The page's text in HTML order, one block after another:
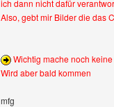
ich dann nicht dafür
Also, gebt mir Bilder die das
Wichtig mache noch
Wird aber bald kommen
mfg